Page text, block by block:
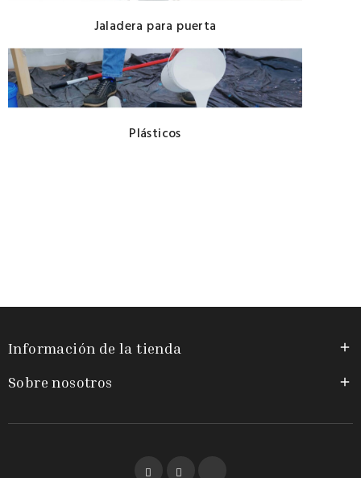
Jaladera para puerta
Plásticos
Información de la tienda 
Sobre nosotros 
Facebook